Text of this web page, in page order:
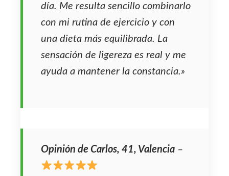
día. Me resulta sencillo combinarlo
con mi rutina de ejercicio y con
una dieta más equilibrada. La
sensación de ligereza es real y me
ayuda a mantener la constancia.»
Opinión de Carlos, 41, Valencia –